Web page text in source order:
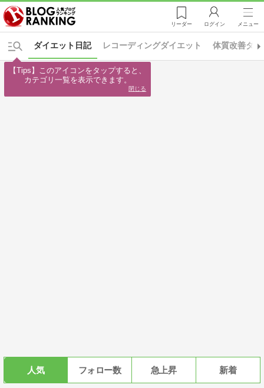
リーダー ログイン メニュー
レコーディングダイエット 体質改善ダ
ダイエット日記
人気 フォロー数 急上昇 新着
【Tips】このアイコンをタップすると、
カテゴリ一覧を表示できます。
閉じる